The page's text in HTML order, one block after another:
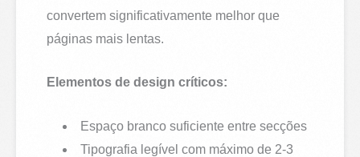
convertem significativamente melhor que
páginas mais lentas.
Elementos de design críticos:
Espaço branco suficiente entre secções
Tipografia legível com máximo de 2-3